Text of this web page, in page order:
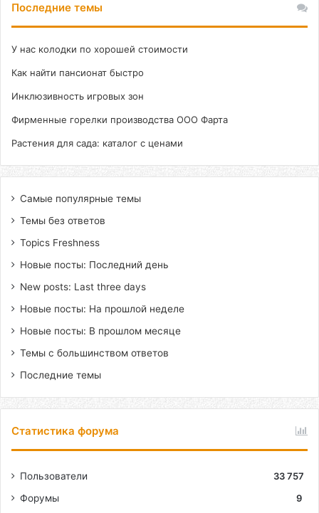
Последние темы
У нас колодки по хорошей стоимости
Как найти пансионат быстро
Инклюзивность игровых зон
Фирменные горелки производства ООО Фарта
Растения для сада: каталог с ценами
Самые популярные темы
Темы без ответов
Topics Freshness
Новые посты: Последний день
New posts: Last three days
Новые посты: На прошлой неделе
Новые посты: В прошлом месяце
Темы с большинством ответов
Последние темы
Статистика форума
Пользователи
33 757
Форумы
9